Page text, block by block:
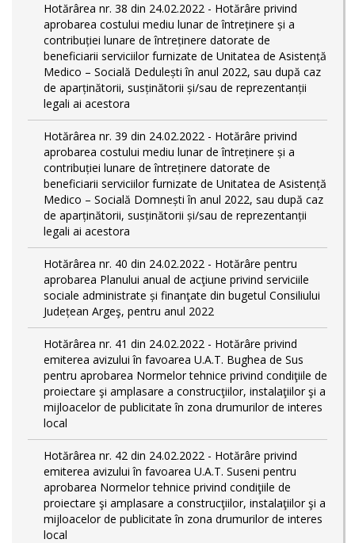
Hotărârea nr. 38 din 24.02.2022 - Hotărâre privind
aprobarea costului mediu lunar de întreținere și a
contribuției lunare de întreținere datorate de
beneficiarii serviciilor furnizate de Unitatea de Asistență
Medico – Socială Dedulești în anul 2022, sau după caz
de aparținătorii, susținătorii și/sau de reprezentanții
legali ai acestora
Hotărârea nr. 39 din 24.02.2022 - Hotărâre privind
aprobarea costului mediu lunar de întreținere și a
contribuției lunare de întreținere datorate de
beneficiarii serviciilor furnizate de Unitatea de Asistență
Medico – Socială Domnești în anul 2022, sau după caz
de aparținătorii, susținătorii și/sau de reprezentanții
legali ai acestora
Hotărârea nr. 40 din 24.02.2022 - Hotărâre pentru
aprobarea Planului anual de acţiune privind serviciile
sociale administrate și finanţate din bugetul Consiliului
Județean Argeş, pentru anul 2022
Hotărârea nr. 41 din 24.02.2022 - Hotărâre privind
emiterea avizului în favoarea U.A.T. Bughea de Sus
pentru aprobarea Normelor tehnice privind condiţiile de
proiectare şi amplasare a construcţiilor, instalaţiilor şi a
mijloacelor de publicitate în zona drumurilor de interes
local
Hotărârea nr. 42 din 24.02.2022 - Hotărâre privind
emiterea avizului în favoarea U.A.T. Suseni pentru
aprobarea Normelor tehnice privind condiţiile de
proiectare şi amplasare a construcţiilor, instalaţiilor şi a
mijloacelor de publicitate în zona drumurilor de interes
local